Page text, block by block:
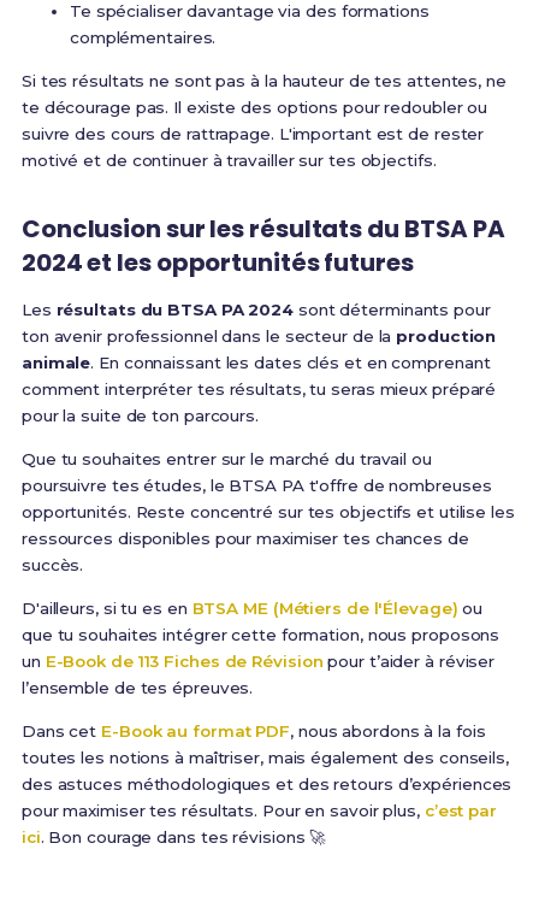
Te spécialiser davantage via des formations
complémentaires.
Si tes résultats ne sont pas à la hauteur de tes attentes, ne
te décourage pas. Il existe des options pour redoubler ou
suivre des cours de rattrapage. L'important est de rester
motivé et de continuer à travailler sur tes objectifs.
Conclusion sur les résultats du BTSA PA
2024 et les opportunités futures
Les résultats du BTSA PA 2024 sont déterminants pour
ton avenir professionnel dans le secteur de la production
animale. En connaissant les dates clés et en comprenant
comment interpréter tes résultats, tu seras mieux préparé
pour la suite de ton parcours.
Que tu souhaites entrer sur le marché du travail ou
poursuivre tes études, le BTSA PA t'offre de nombreuses
opportunités. Reste concentré sur tes objectifs et utilise les
ressources disponibles pour maximiser tes chances de
succès.
D'ailleurs, si tu es en BTSA ME (Métiers de l'Élevage) ou
que tu souhaites intégrer cette formation, nous proposons
un E-Book de 113 Fiches de Révision pour t’aider à réviser
l’ensemble de tes épreuves.
Dans cet E-Book au format PDF, nous abordons à la fois
toutes les notions à maîtriser, mais également des conseils,
des astuces méthodologiques et des retours d’expériences
pour maximiser tes résultats. Pour en savoir plus, c’est par
ici. Bon courage dans tes révisions 🚀